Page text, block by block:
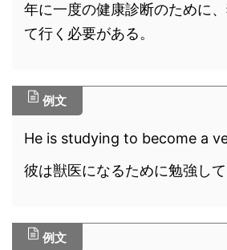
年に一度の健康診断のために
て行く必要がある。
例文
He is studying to become a
彼は獣医になるために勉強して
例文